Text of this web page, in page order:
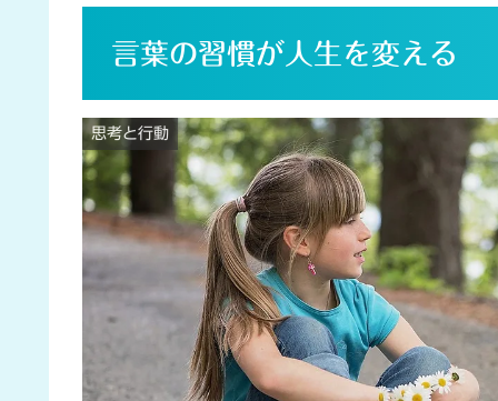
言葉の習慣が人生を変える
思考と行動